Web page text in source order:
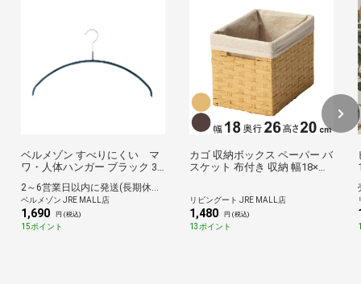
ベルメゾン すべりにくい マ
ワ・人体ハンガー ブラック 3
ベルメゾン JRE MALL店
1,690 円 (税込)
15ポイント
カゴ 収納ボックス ペーパー バ
スケット 布付き 収納 幅18×奥
インナーボックス 棚上収納 ナ
チュラル かご 籠 カラーボック
ス 衣類収納 リビング収納 ）
リビングート JRE MALL店
1,480 円 (税込)
13ポイント